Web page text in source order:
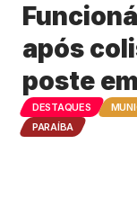
após
poste
DESTAQUES
PARAÍBA